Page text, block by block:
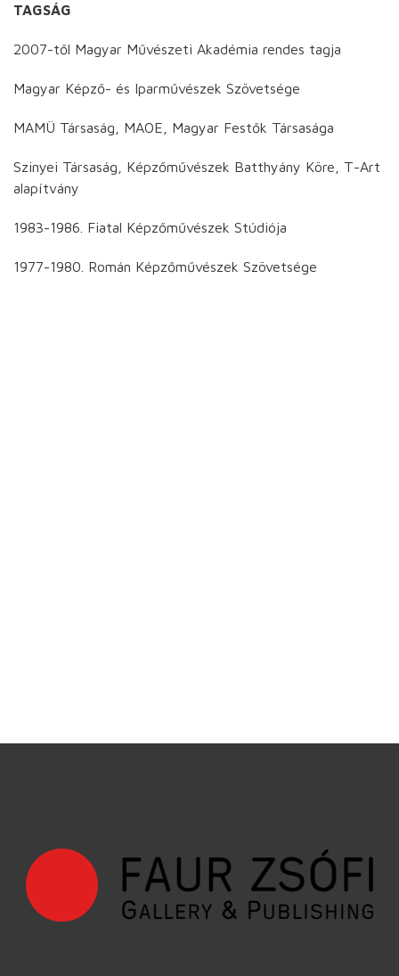
TAGSÁG
2007-től Magyar Művészeti Akadémia rendes tagja
Magyar Képző- és Iparművészek Szövetsége
MAMÜ Társaság, MAOE, Magyar Festők Társasága
Szinyei Társaság, Képzőművészek Batthyány Köre, T-Art
alapítvány
1983-1986. Fiatal Képzőművészek Stúdiója
1977-1980. Román Képzőművészek Szövetsége